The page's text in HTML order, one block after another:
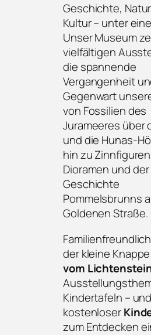
Geschichte,
Kultur – unter
Unser Museum
vielfältigen
die spannende
Vergangenheit
Gegenwart
von Fossilien des
Jurameeres über
und die Hunas-
hin zu
Dioramen und der
Geschichte
Pommelsbrunns
Goldenen Straße.
der kleine Knappe
vom
Kindertafeln –
kostenloser
zum Entdecken